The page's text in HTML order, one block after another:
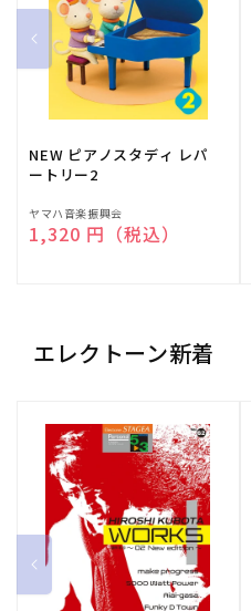
NEW ピアノスタディ レパ
ートリー2
販
売
ヤマハ音楽振興会
通常価格
1,320 円（税込）
エレクトーン新着